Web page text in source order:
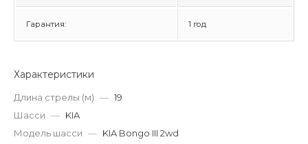
Гарантия: 1 год
Характеристики
Длина стрелы (м) — 19
Шасси — KIA
Модель шасси — KIA Bongo III 2wd